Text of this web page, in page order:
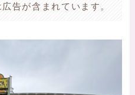
告が含まれています。